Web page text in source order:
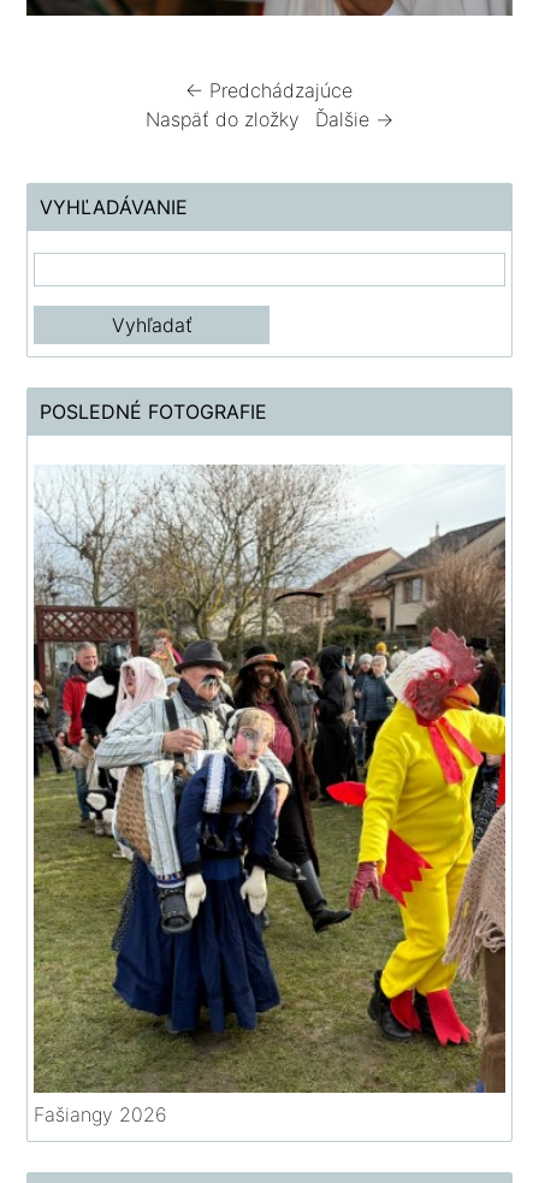
← Predchádzajúce
Naspäť do zložky
Ďalšie →
VYHĽADÁVANIE
POSLEDNÉ FOTOGRAFIE
Fašiangy 2026